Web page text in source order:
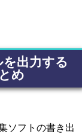
を出力する
め
ソフトの書き出